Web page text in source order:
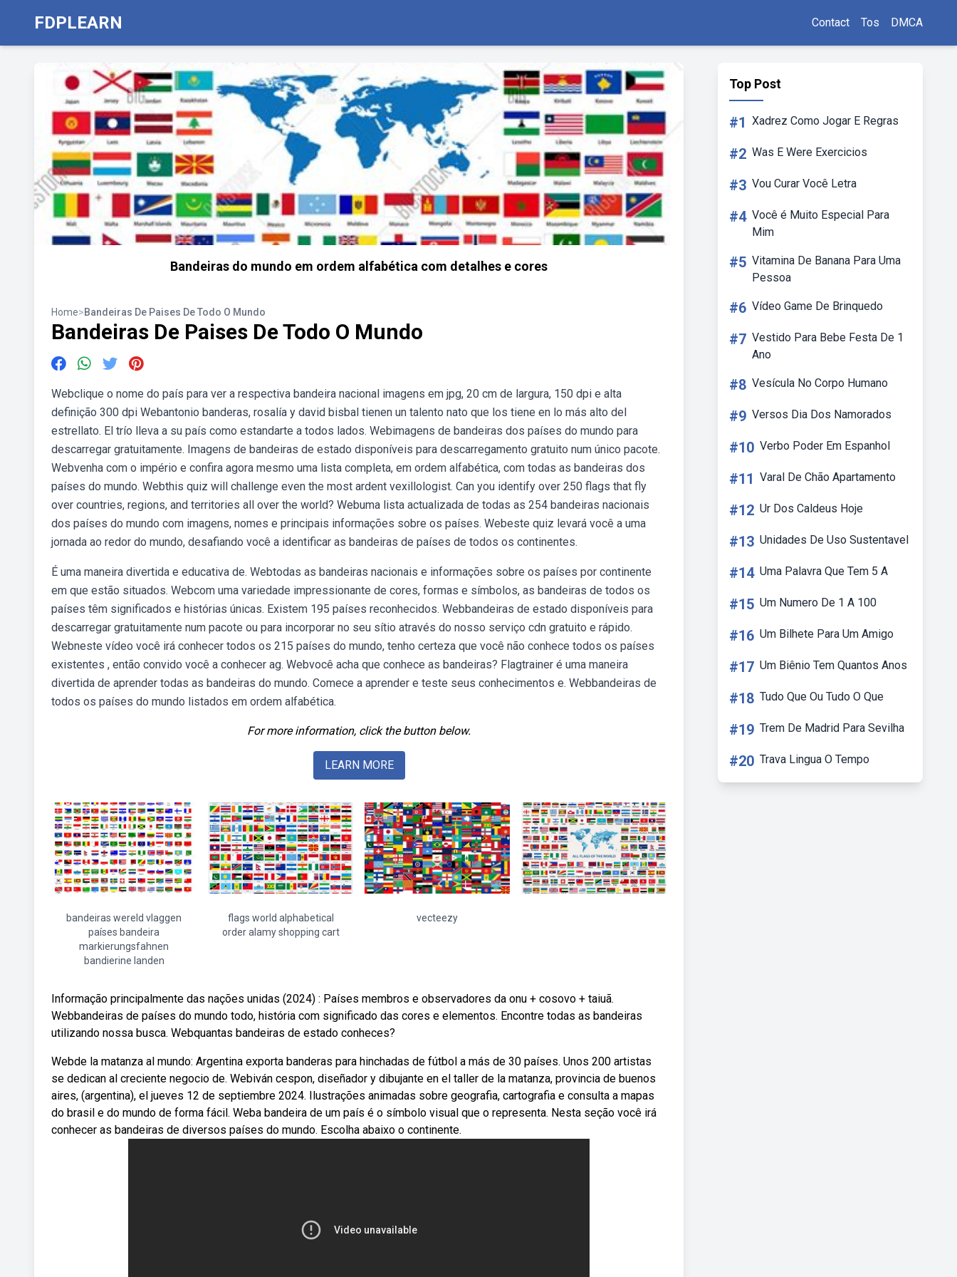
FDPLEARN Contact Tos DMCA
Bandeiras do mundo em ordem alfabética com detalhes e cores
Home>Bandeiras De Paises De Todo O Mundo
Bandeiras De Paises De Todo O Mundo
Webclique o nome do país para ver a respectiva bandeira nacional imagens em jpg, 20 cm de largura, 150 dpi e alta
definição 300 dpi Webantonio banderas, rosalía y david bisbal tienen un talento nato que los tiene en lo más alto del
estrellato. El trío lleva a su país como estandarte a todos lados. Webimagens de bandeiras dos países do mundo para
descarregar gratuitamente. Imagens de bandeiras de estado disponíveis para descarregamento gratuito num único pacote.
Webvenha com o império e confira agora mesmo uma lista completa, em ordem alfabética, com todas as bandeiras dos
países do mundo. Webthis quiz will challenge even the most ardent vexillologist. Can you identify over 250 flags that fly
over countries, regions, and territories all over the world? Webuma lista actualizada de todas as 254 bandeiras nacionais
dos países do mundo com imagens, nomes e principais informações sobre os países. Webeste quiz levará você a uma
jornada ao redor do mundo, desafiando você a identificar as bandeiras de países de todos os continentes.
É uma maneira divertida e educativa de. Webtodas as bandeiras nacionais e informações sobre os países por continente
em que estão situados. Webcom uma variedade impressionante de cores, formas e símbolos, as bandeiras de todos os
países têm significados e histórias únicas. Existem 195 países reconhecidos. Webbandeiras de estado disponíveis para
descarregar gratuitamente num pacote ou para incorporar no seu sítio através do nosso serviço cdn gratuito e rápido.
Webneste vídeo você irá conhecer todos os 215 países do mundo, tenho certeza que você não conhece todos os países
existentes , então convido você a conhecer ag. Webvocê acha que conhece as bandeiras? Flagtrainer é uma maneira
divertida de aprender todas as bandeiras do mundo. Comece a aprender e teste seus conhecimentos e. Webbandeiras de
todos os países do mundo listados em ordem alfabética.
For more information, click the button below.
LEARN MORE
bandeiras wereld vlaggen
países bandeira
markierungsfahnen
bandierine landen
flags world alphabetical
order alamy shopping cart
vecteezy
Informação principalmente das nações unidas (2024) : Países membros e observadores da onu + cosovo + taiuã.
Webbandeiras de países do mundo todo, história com significado das cores e elementos. Encontre todas as bandeiras
utilizando nossa busca. Webquantas bandeiras de estado conheces?
Webde la matanza al mundo: Argentina exporta banderas para hinchadas de fútbol a más de 30 países. Unos 200 artistas
se dedican al creciente negocio de. Webiván cespon, diseñador y dibujante en el taller de la matanza, provincia de buenos
aires, (argentina), el jueves 12 de septiembre 2024. Ilustrações animadas sobre geografia, cartografia e consulta a mapas
do brasil e do mundo de forma fácil. Weba bandeira de um país é o símbolo visual que o representa. Nesta seção você irá
conhecer as bandeiras de diversos países do mundo. Escolha abaixo o continente.
Top Post
#1 Xadrez Como Jogar E Regras
#2 Was E Were Exercicios
#3 Vou Curar Você Letra
#4 Você é Muito Especial Para
Mim
#5 Vitamina De Banana Para Uma
Pessoa
#6 Vídeo Game De Brinquedo
#7 Vestido Para Bebe Festa De 1
Ano
#8 Vesícula No Corpo Humano
#9 Versos Dia Dos Namorados
#10 Verbo Poder Em Espanhol
#11 Varal De Chão Apartamento
#12 Ur Dos Caldeus Hoje
#13 Unidades De Uso Sustentavel
#14 Uma Palavra Que Tem 5 A
#15 Um Numero De 1 A 100
#16 Um Bilhete Para Um Amigo
#17 Um Biênio Tem Quantos Anos
#18 Tudo Que Ou Tudo O Que
#19 Trem De Madrid Para Sevilha
#20 Trava Lingua O Tempo